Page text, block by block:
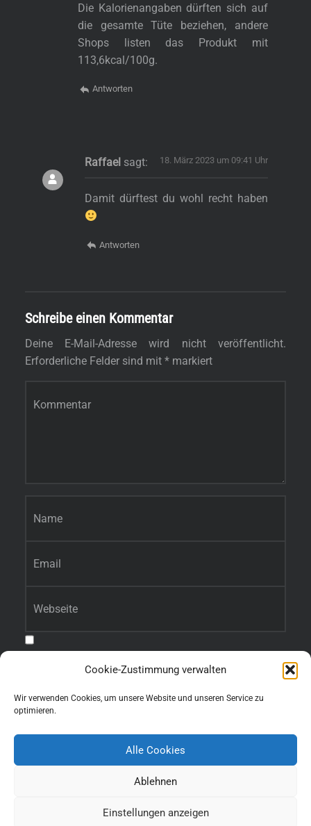
Cookie-Zustimmung verwalten
Wir verwenden Cookies, um unsere Website und unseren Service zu
optimieren.
Alle Cookies
Ablehnen
Einstellungen anzeigen
Die Kalorienangaben dürften sich auf
die gesamte Tüte beziehen, andere
Shops listen das Produkt mit
113,6kcal/100g.
Antworten
Raffael sagt: 18. März 2023 um 09:41 Uhr
Damit dürftest du wohl recht haben
Antworten
Schreibe einen Kommentar
Deine E-Mail-Adresse wird nicht veröffentlicht.
Erforderliche Felder sind mit *markiert